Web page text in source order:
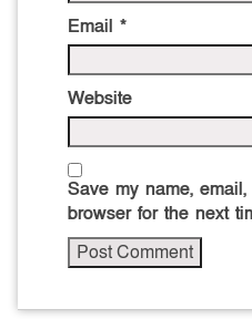
Email *
Website
Save my name,
browser for the next